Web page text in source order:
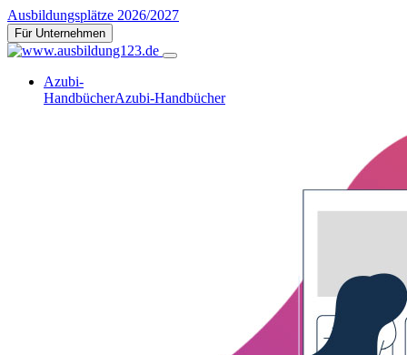
Ausbildungsplätze 2026/2027
Für Unternehmen
Azubi-
HandbücherAzubi-Handbücher